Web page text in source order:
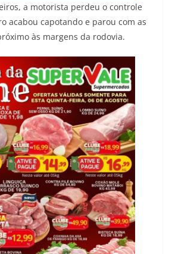
a motorista perdeu o controle
acabou capotando e parou com as
às margens da rodovia.